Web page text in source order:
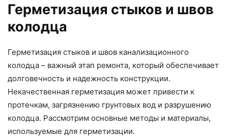
Герметизация стыков и швов
колодца
Герметизация стыков и швов канализационного
колодца – важный этап ремонта, который обеспечивает
долговечность и надежность конструкции.
Некачественная герметизация может привести к
протечкам, загрязнению грунтовых вод и разрушению
колодца. Рассмотрим основные методы и материалы,
используемые для герметизации.